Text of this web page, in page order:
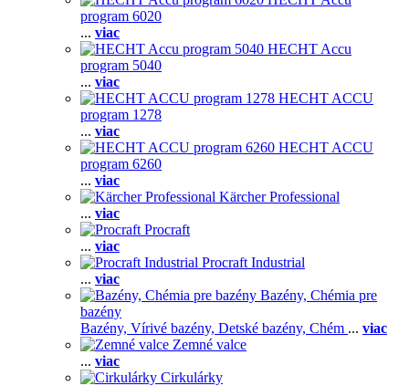
program 6020
... viac
HECHT Accu
program 5040
... viac
HECHT ACCU
program 1278
... viac
HECHT ACCU
program 6260
... viac
Kärcher Professional
... viac
Procraft
... viac
Procraft Industrial
... viac
Bazény, Chémia pre
bazény
Bazény, Vírivé bazény, Detské bazény, Chém ... viac
Zemné valce
... viac
Cirkulárky